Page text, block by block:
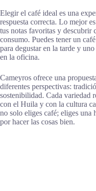
Elegir el café ideal es una
respuesta correcta. Lo mejor
tus notas favoritas y descubrir
consumo. Puedes tener un
para degustar en la tarde y
en la oficina.
Cameyros ofrece una
diferentes perspectivas:
sostenibilidad. Cada variedad
con el Huila y con la cultura
no solo eliges café; eliges una
por hacer las cosas bien.